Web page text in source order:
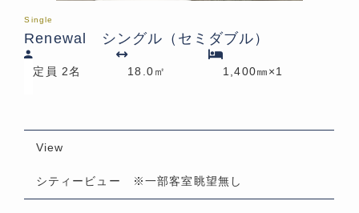
Single
Renewal シングル（セミダブル）
定員 2名 18.0㎡ 1,400㎜×1
View
シティービュー ※一部客室眺望無し